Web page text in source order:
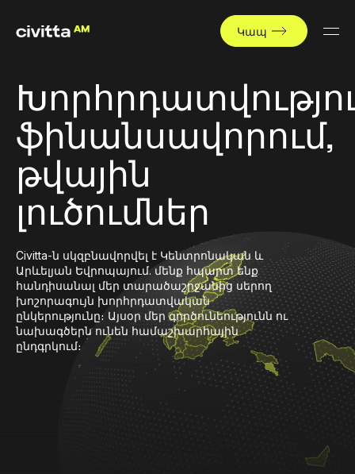
Կապ
ֆինանսավորում,
թվային
լուծումներ
Civitta-ն սկզբնավորվել է Կենտրոնական և
Արևելյան Եվրոպայում. մենք հպարտ ենք
հանդիսանալ մեր տարածաշրջանից սերող
խոշորագույն խորհրդատվական
ընկերությունը։ Այսօր մեր գործունեությունն ու
նախագծերն ունեն համաշխարհային
ընդգրկում։